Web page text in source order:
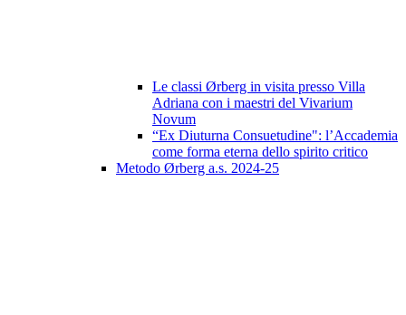
Le classi Ørberg in visita presso Villa
Adriana con i maestri del Vivarium
Novum
“Ex Diuturna Consuetudine": l’Accademia
come forma eterna dello spirito critico
Metodo Ørberg a.s. 2024-25